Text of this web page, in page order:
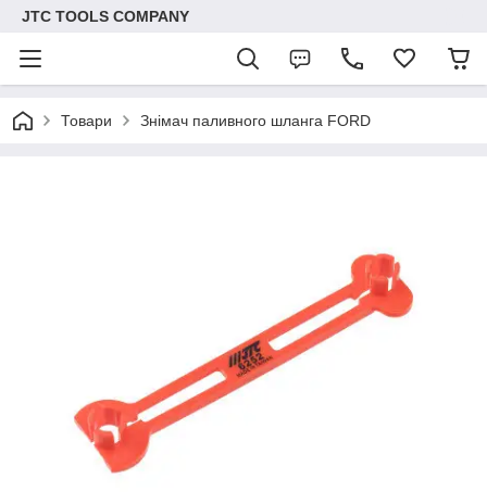
JTC TOOLS COMPANY
Товари Знімач паливного шланга FORD